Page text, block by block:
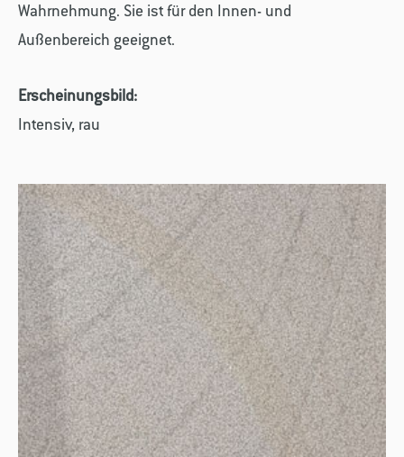
Wahrnehmung. Sie ist für den Innen- und
Außenbereich geeignet.
Erscheinungsbild:
Intensiv, rau